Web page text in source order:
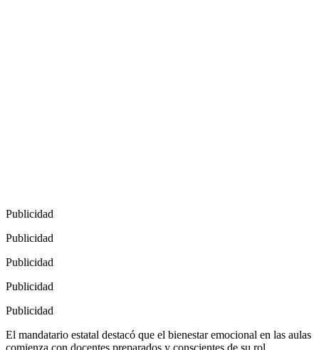
Publicidad
Publicidad
Publicidad
Publicidad
Publicidad
El mandatario estatal destacó que el bienestar emocional en las aulas